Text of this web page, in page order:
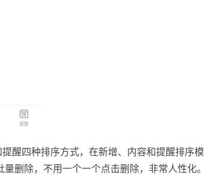
醒四种排序方式，在新增、内容和提醒排序模
删除，不用一个一个点击删除，非常人性化。